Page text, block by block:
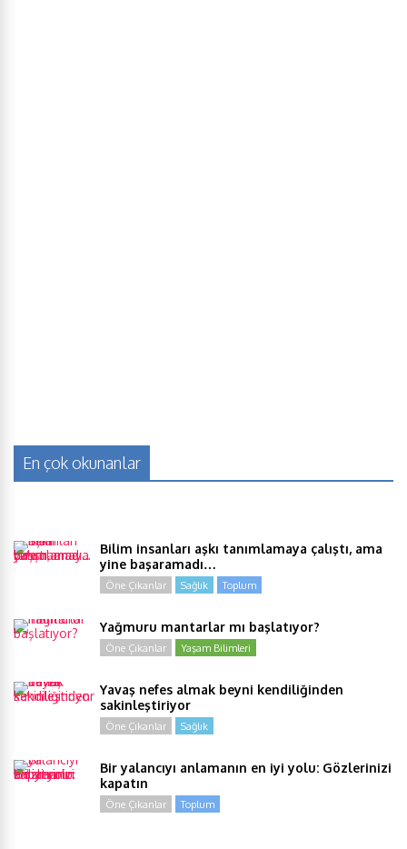
En çok okunanlar
Bilim insanları aşkı tanımlamaya çalıştı, ama
yine başaramadı…
Öne Çıkanlar Sağlık Toplum
Yağmuru mantarlar mı başlatıyor?
Öne Çıkanlar Yaşam Bilimleri
Yavaş nefes almak beyni kendiliğinden
sakinleştiriyor
Öne Çıkanlar Sağlık
Bir yalancıyı anlamanın en iyi yolu: Gözlerinizi
kapatın
Öne Çıkanlar Toplum